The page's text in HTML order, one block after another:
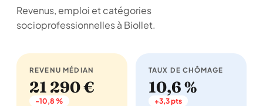
Revenus, emploi et catégories
socioprofessionnelles à Biollet.
REVENU MÉDIAN
21 290 €
-10,8 %
TAUX DE CHÔMAGE
10,6 %
+3,3 pts